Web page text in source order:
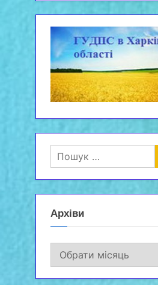
Пошук:
Архіви
Архіви